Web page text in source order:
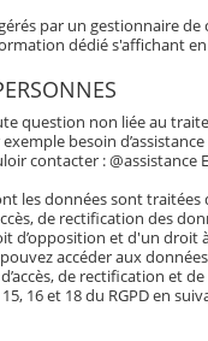
par un gestionnaire de
dédié s'affichant
question non liée au
besoin d’assistance
contacter : @assistance
les données sont traitées
de rectification des
d’opposition et d'un droit
accéder aux
de rectification et
16 et 18 du RGPD en